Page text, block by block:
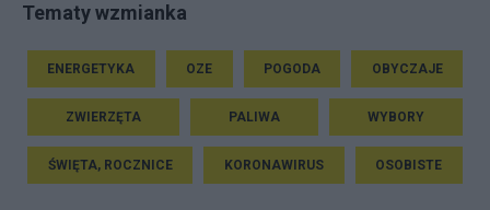
Tematy wzmianka
ENERGETYKA OZE POGODA OBYCZAJE
ZWIERZĘTA PALIWA WYBORY
ŚWIĘTA, ROCZNICE KORONAWIRUS OSOBISTE